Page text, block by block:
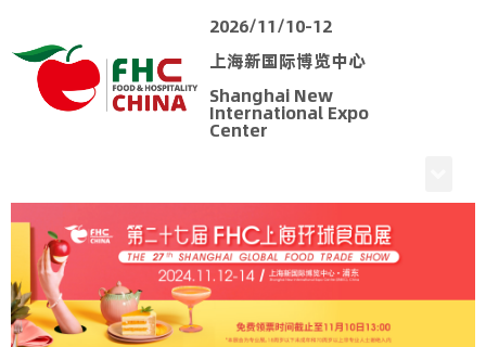
2026/11/10-12
上海新国际博览中心
Shanghai New
International Expo
Center